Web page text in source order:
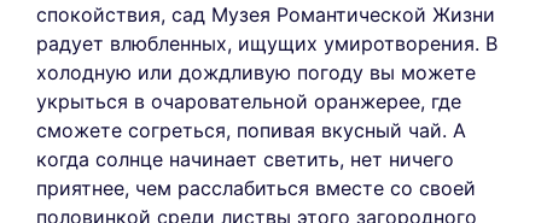
спокойствия, сад Музея Романтической Жизни
радует влюбленных, ищущих умиротворения. В
холодную или дождливую погоду вы можете
укрыться в очаровательной оранжерее, где
сможете согреться, попивая вкусный чай. А
когда солнце начинает светить, нет ничего
приятнее, чем расслабиться вместе со своей
половинкой среди листвы этого загородного